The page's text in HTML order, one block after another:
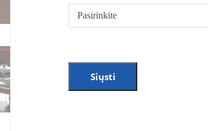
Siųsti